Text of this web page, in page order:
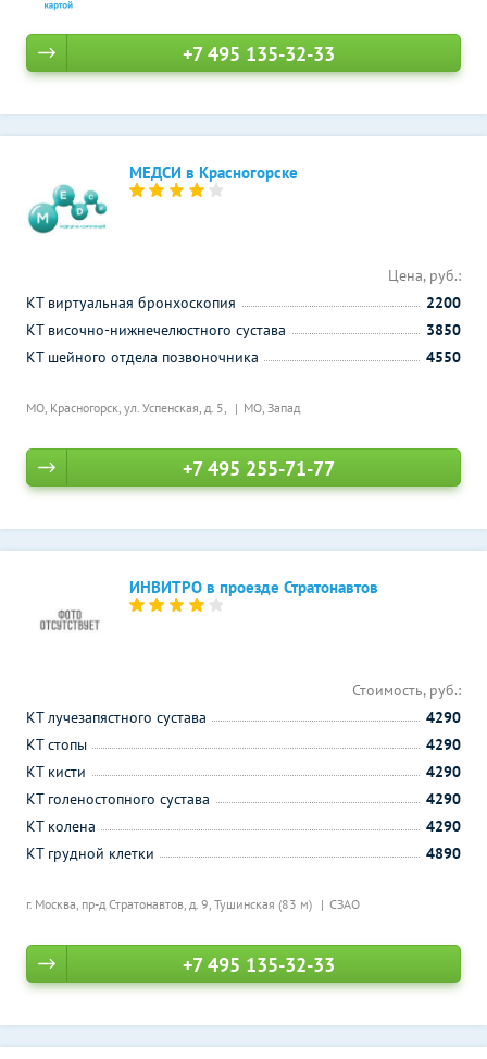
+7 495 135-32-33
МЕДСИ в Красногорске
МО, Красногорск, ул. Успенская, д. 5, МО, Запад
Цена, руб.:
КТ виртуальная бронхоскопия
2200
КТ височно-нижнечелюстного сустава
3850
КТ шейного отдела позвоночника
4550
+7 495 255-71-77
ИНВИТРО в проезде Стратонавтов
г. Москва, пр-д Стратонавтов, д. 9, Тушинская (83 м) СЗАО
Стоимость, руб.:
КТ лучезапястного сустава
4290
КТ стопы
4290
КТ кисти
4290
КТ голеностопного сустава
4290
КТ колена
4290
КТ грудной клетки
4890
+7 495 135-32-33